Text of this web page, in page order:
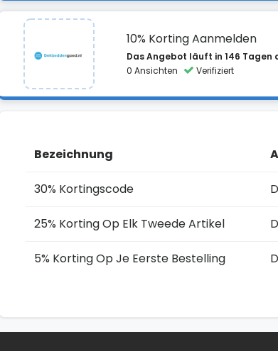
10% Korting Aanmelden
Das Angebot läuft in 146 Tagen
0 Ansichten
Verifiziert
Bezeichnung
30% Kortingscode
25% Korting Op Elk Tweede Artikel
5% Korting Op Je Eerste Bestelling